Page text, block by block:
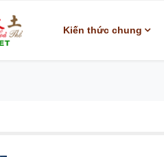
Kiến thức chung